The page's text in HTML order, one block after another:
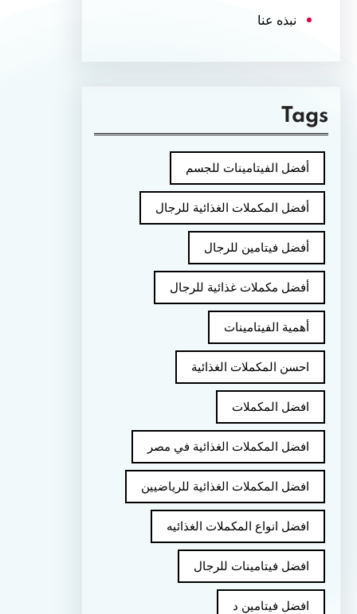
نبذه عنا
Tags
أفضل الفيتامينات للجسم
أفضل المكملات الغذائية للرجال
أفضل فيتامين للرجال
أفضل مكملات غذائية للرجال
أهمية الفيتامينات
احسن المكملات الغذائية
افضل المكملات
افضل المكملات الغذائية في مصر
افضل المكملات الغذائية للرياضيين
افضل انواع المكملات الغذائيه
افضل فيتامينات للرجال
افضل فيتامين د